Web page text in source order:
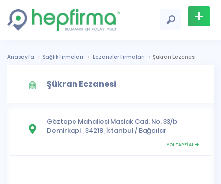
+
Ekle
Anasayfa Sağlık Firmaları Eczaneler Firmaları Şükran Eczanesi
Şükran Eczanesi
Göztepe Mahallesi Maslak Cad. No. 33/b
Demirkapi , 34218, İstanbul/ Bağcılar
YOL TARİFİ AL